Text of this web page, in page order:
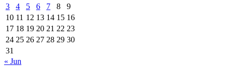
3
4 5 6 7 8
9
10 11 12 13 14 15 16
17 18 19 20 21 22 23
24 25 26 27 28 29 30
31
« Jun